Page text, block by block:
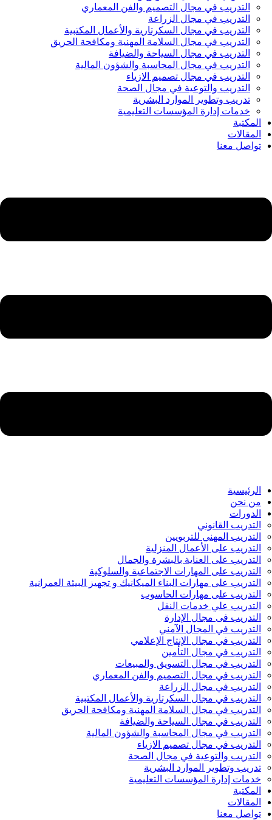
التدريب في مجال التصميم والفن المعماري
التدريب في مجال الزراعة
التدريب في مجال السكرتارية والأعمال المكتبية
التدريب في مجال السلامة المهنية ومكافحة الحريق
التدريب في مجال السياحة والضيافة
التدريب في مجال المحاسبة والشؤون المالية
التدريب في مجال تصميم الازياء
التدريب والتوعية في مجال الصحة
تدريب وتطوير الموارد البشرية
خدمات إدارة المؤسسات التعليمية
المكتبة
المقالات
تواصل معنا
الرئيسية
من نحن
الدورات
التدريب القانوني
التدريب المهني للتربويين
التدريب على الأعمال المنزلية
التدريب على العناية بالبشرة والجمال
التدريب على المهارات الاجتماعية والسلوكية
التدريب على مهارات البناء الميكانيك و تجهيز البيئة العمرانية
التدريب على مهارات الحاسوب
التدريب علي خدمات النقل
التدريب فى مجال الإدارة
التدريب في المجال الآمني
التدريب في مجال الإنتاج الإعلامي
التدريب في مجال التأمين
التدريب في مجال التسويق والمبيعات
التدريب في مجال التصميم والفن المعماري
التدريب في مجال الزراعة
التدريب في مجال السكرتارية والأعمال المكتبية
التدريب في مجال السلامة المهنية ومكافحة الحريق
التدريب في مجال السياحة والضيافة
التدريب في مجال المحاسبة والشؤون المالية
التدريب في مجال تصميم الازياء
التدريب والتوعية في مجال الصحة
تدريب وتطوير الموارد البشرية
خدمات إدارة المؤسسات التعليمية
المكتبة
المقالات
تواصل معنا